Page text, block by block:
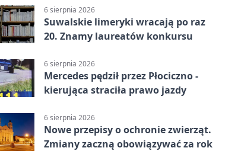
6 sierpnia 2026
Suwalskie limeryki wracają po raz
20. Znamy laureatów konkursu
6 sierpnia 2026
Mercedes pędził przez Płociczno -
kierująca straciła prawo jazdy
6 sierpnia 2026
Nowe przepisy o ochronie zwierząt.
Zmiany zaczną obowiązywać za rok